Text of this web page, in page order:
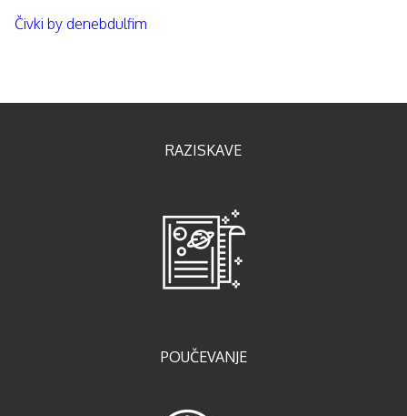
Čivki by denebdulfim
RAZISKAVE
POUČEVANJE